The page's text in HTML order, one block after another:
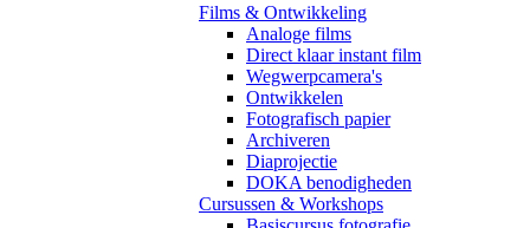
Films & Ontwikkeling
Analoge films
Direct klaar instant film
Wegwerpcamera's
Ontwikkelen
Fotografisch papier
Archiveren
Diaprojectie
DOKA benodigheden
Cursussen & Workshops